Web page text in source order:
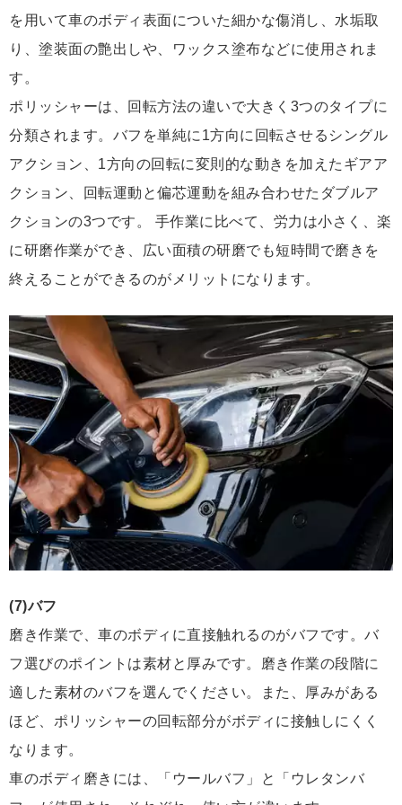
を用いて車のボディ表面についた細かな傷消し、水垢取
り、塗装面の艶出しや、ワックス塗布などに使用されま
す。
ポリッシャーは、回転方法の違いで大きく3つのタイプに
分類されます。バフを単純に1方向に回転させるシングル
アクション、1方向の回転に変則的な動きを加えたギアア
クション、回転運動と偏芯運動を組み合わせたダブルア
クションの3つです。 手作業に比べて、労力は小さく、楽
に研磨作業ができ、広い面積の研磨でも短時間で磨きを
終えることができるのがメリットになります。
(7)バフ
磨き作業で、車のボディに直接触れるのがバフです。バ
フ選びのポイントは素材と厚みです。磨き作業の段階に
適した素材のバフを選んでください。また、厚みがある
ほど、ポリッシャーの回転部分がボディに接触しにくく
なります。
車のボディ磨きには、「ウールバフ」と「ウレタンバ